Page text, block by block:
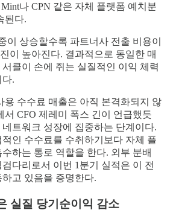
나 CPN 같은 자체 플랫폼 예치분
된다.
이 상승할수록 파트너사 전출 비용이
이 높아진다. 결과적으로 동일한 매
클이 손에 쥐는 실질적인 이익 체력
다.
용 수수료 매출은 아직 본격화되지 않
서 CFO 제레미 폭스 긴이 언급했듯
트워크 성장에 집중하는 단계이다.
인 수수료를 수취하기보다 자체 플
하는 통로 역할을 한다. 외부 분배
다리로서 이번 1분기 실적은 이 전
고 있음을 증명한다.
실질 당기순이익 감소